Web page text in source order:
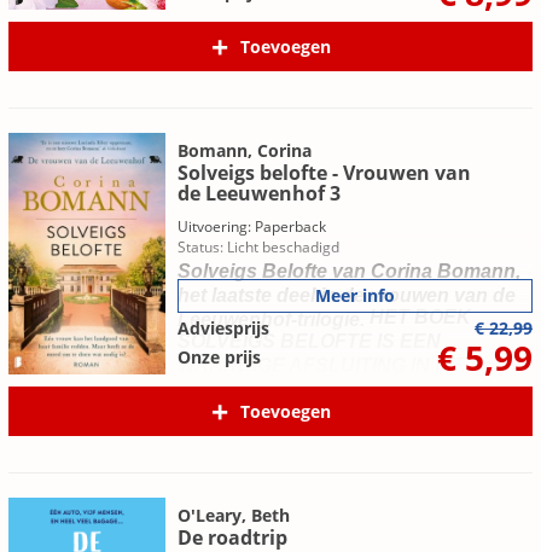
Toevoegen
Bomann, Corina
Solveigs belofte - Vrouwen van
de Leeuwenhof 3
Uitvoering: Paperback
Status: Licht beschadigd
Solveigs Belofte van Corina Bomann,
het laatste deel in de vrouwen van de
Leeuwenhof-trilogie. HET BOEK
SOLVEIGS BELOFTE IS EEN
WAARDIGE AFSLUITING IN DE
VROUWEN VAN DE LEEUWENHOF-
TRILOGIE.
Meer info
Adviesprijs
€ 22,99
Onze prijs
€ 5,99
Toevoegen
O'Leary, Beth
De roadtrip